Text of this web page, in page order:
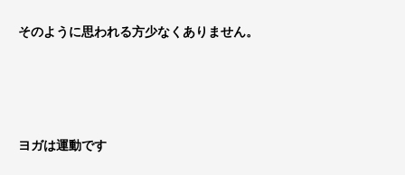
そのように思われる方少なくありません。
ヨガは運動です